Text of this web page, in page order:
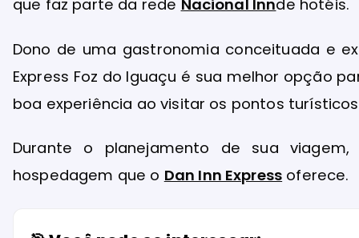
que faz parte da rede Nacional Innde hotéis.
Dono de uma gastronomia conceituada e
Express Foz do Iguaçu é sua melhor opção
boa experiência ao visitar os pontos
Durante o planejamento de sua
hospedagem que o Dan Inn Express oferece.